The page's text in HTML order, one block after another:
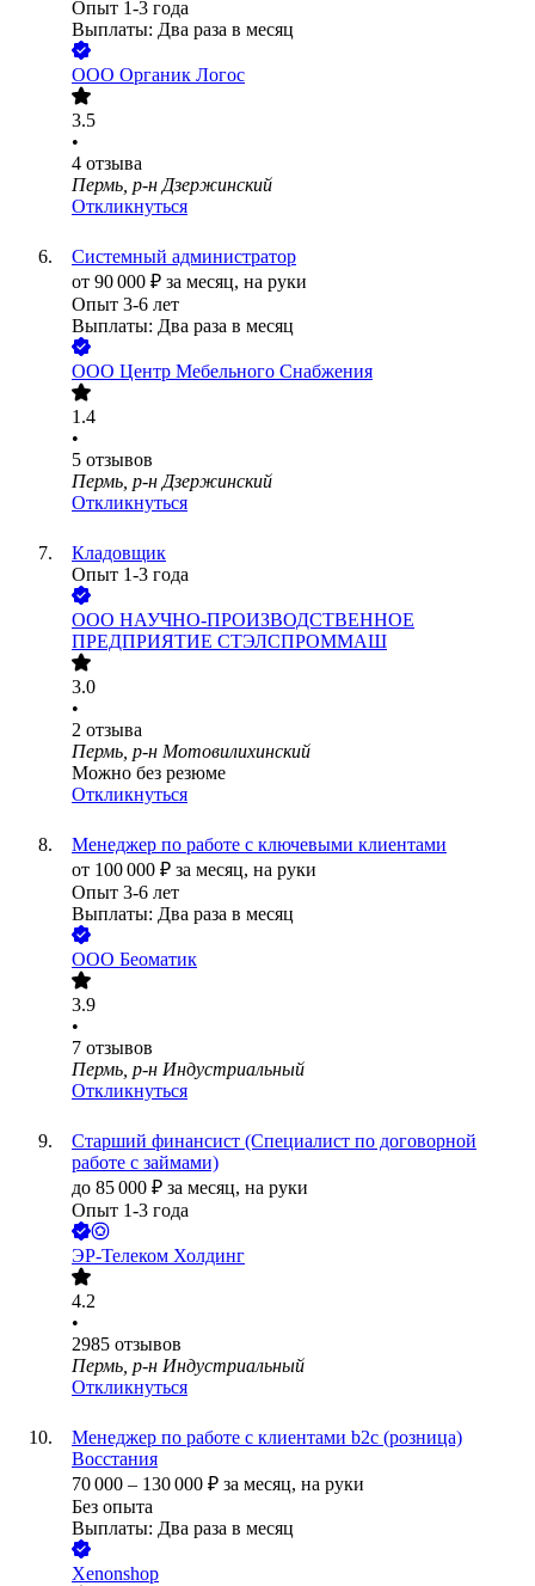
Опыт 1-3 года
Выплаты: Два раза в месяц
ООО Органик Логос
3.5
•
4 отзыва
Пермь, р-н Дзержинский
Откликнуться
Системный администратор
от 90 000 ₽ за месяц, на руки
Опыт 3-6 лет
Выплаты: Два раза в месяц
ООО Центр Мебельного Снабжения
1.4
•
5 отзывов
Пермь, р-н Дзержинский
Откликнуться
Кладовщик
Опыт 1-3 года
ООО НАУЧНО-ПРОИЗВОДСТВЕННОЕ
ПРЕДПРИЯТИЕ СТЭЛСПРОММАШ
3.0
•
2 отзыва
Пермь, р-н Мотовилихинский
Можно без резюме
Откликнуться
Менеджер по работе с ключевыми клиентами
от 100 000 ₽ за месяц, на руки
Опыт 3-6 лет
Выплаты: Два раза в месяц
ООО Беоматик
3.9
•
7 отзывов
Пермь, р-н Индустриальный
Откликнуться
Старший финансист (Специалист по договорной
работе с займами)
до 85 000 ₽ за месяц, на руки
Опыт 1-3 года
ЭР-Телеком Холдинг
4.2
•
2985 отзывов
Пермь, р-н Индустриальный
Откликнуться
Менеджер по работе с клиентами b2c (розница)
Восстания
70 000 – 130 000 ₽ за месяц, на руки
Без опыта
Выплаты: Два раза в месяц
Xenonshop